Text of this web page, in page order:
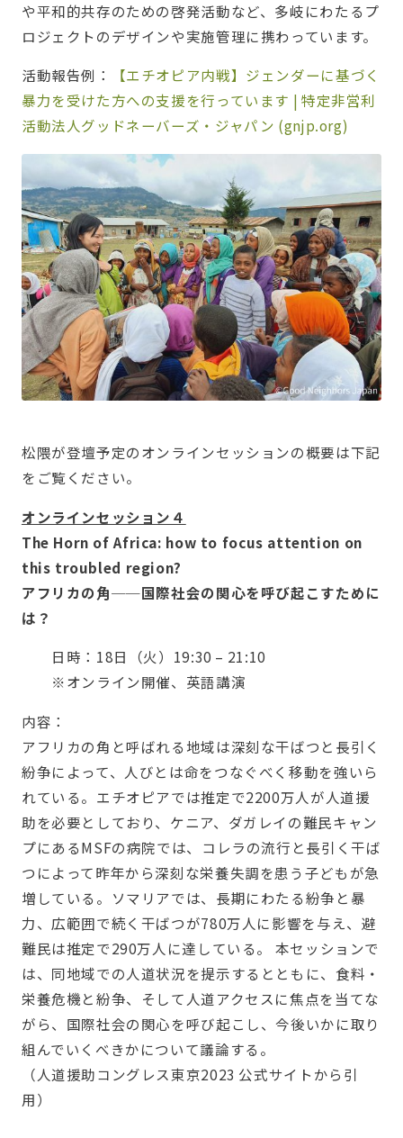
や平和的共存のための啓発活動など、多岐にわたるプ
ロジェクトのデザインや実施管理に携わっています。
活動報告例：
【エチオピア内戦】ジェンダーに基づく
暴力を受けた方への支援を行っています | 特定非営利
活動法人グッドネーバーズ・ジャパン (gnjp.org)
松隈が登壇予定のオンラインセッションの概要は下記
をご覧ください。
オンラインセッション４
The Horn of Africa: how to focus attention on
this troubled region?
アフリカの角──国際社会の関心を呼び起こすために
は？
日時：18日（火）19:30 – 21:10
※オンライン開催、英語講演
内容：
アフリカの角と呼ばれる地域は深刻な干ばつと長引く
紛争によって、人びとは命をつなぐべく移動を強いら
れている。エチオピアでは推定で2200万人が人道援
助を必要としており、ケニア、ダガレイの難民キャン
プにあるMSFの病院では、コレラの流行と長引く干ば
つによって昨年から深刻な栄養失調を患う子どもが急
増している。ソマリアでは、長期にわたる紛争と暴
力、広範囲で続く干ばつが780万人に影響を与え、避
難民は推定で290万人に達している。 本セッションで
は、同地域での人道状況を提示するとともに、食料・
栄養危機と紛争、そして人道アクセスに焦点を当てな
がら、国際社会の関心を呼び起こし、今後いかに取り
組んでいくべきかについて議論する。
（人道援助コングレス東京2023 公式サイトから引
用）